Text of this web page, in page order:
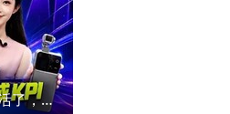
世界人工智能大会：AI开始干活了，但到底干的怎么样？萌新闯WAIC